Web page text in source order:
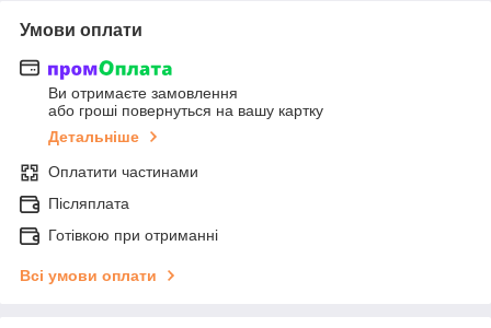
Умови оплати
Ви отримаєте замовлення
або гроші повернуться на вашу картку
Детальніше
Оплатити частинами
Післяплата
Готівкою при отриманні
Всі умови оплати